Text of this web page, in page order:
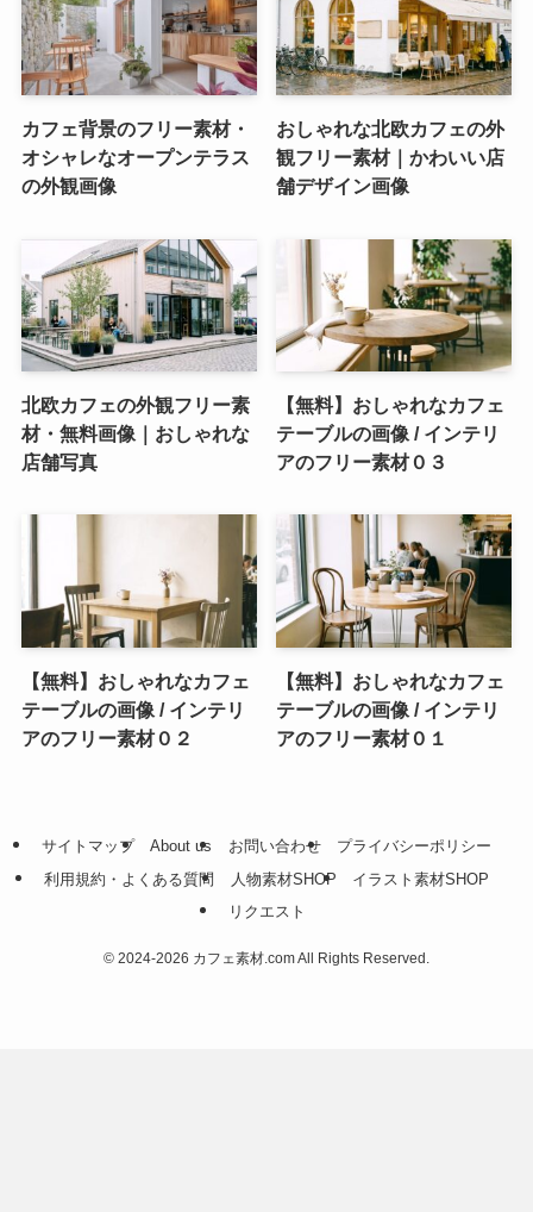
カフェ背景のフリー素材・
オシャレなオープンテラス
の外観画像
おしゃれな北欧カフェの外
観フリー素材｜かわいい店
舗デザイン画像
北欧カフェの外観フリー素
材・無料画像｜おしゃれな
店舗写真
【無料】おしゃれなカフェ
テーブルの画像 / インテリ
アのフリー素材０３
【無料】おしゃれなカフェ
テーブルの画像 / インテリ
アのフリー素材０２
【無料】おしゃれなカフェ
テーブルの画像 / インテリ
アのフリー素材０１
サイトマップ About us お問い合わせ
プライバシーポリシー
利用規約・よくある質問
人物素材SHOP
イラスト素材SHOP
リクエスト
© 2024-2026 カフェ素材.com All Rights Reserved.